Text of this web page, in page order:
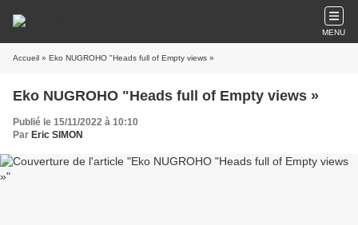
MENU
Accueil » Eko NUGROHO "Heads full of Empty views »
Eko NUGROHO "Heads full of Empty views »
Publié le 15/11/2022 à 10:10
Par Eric SIMON